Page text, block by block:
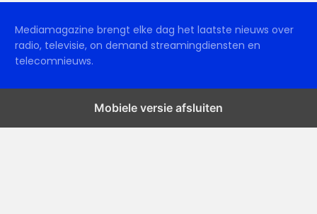
Mediamagazine brengt elke dag het laatste nieuws over
radio, televisie, on demand streamingdiensten en
telecomnieuws.
Mobiele versie afsluiten